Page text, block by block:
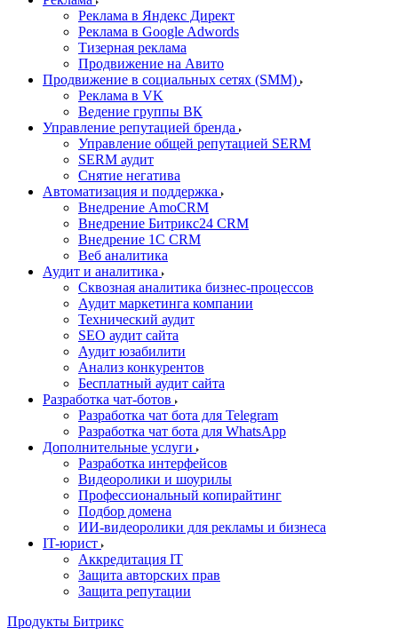
Реклама в Яндекс Директ
Реклама в Google Adwords
Тизерная реклама
Продвижение на Авито
Продвижение в социальных сетях (SMM)
Реклама в VK
Ведение группы ВК
Управление репутацией бренда
Управление общей репутацией SERM
SERM аудит
Снятие негатива
Автоматизация и поддержка
Внедрение AmoCRM
Внедрение Битрикс24 CRM
Внедрение 1C CRM
Веб аналитика
Аудит и аналитика
Сквозная аналитика бизнес-процессов
Аудит маркетинга компании
Технический аудит
SEO аудит сайта
Аудит юзабилити
Анализ конкурентов
Бесплатный аудит сайта
Разработка чат-ботов
Разработка чат бота для Telegram
Разработка чат бота для WhatsApp
Дополнительные услуги
Разработка интерфейсов
Видеоролики и шоурилы
Профессиональный копирайтинг
Подбор домена
ИИ-видеоролики для рекламы и бизнеса
IT-юрист
Аккредитация IT
Защита авторских прав
Защита репутации
Продукты Битрикс